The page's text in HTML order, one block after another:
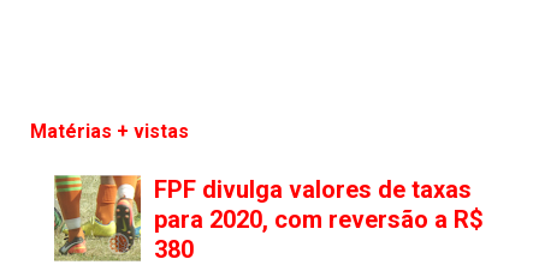
Matérias + vistas
FPF divulga valores de taxas
para 2020, com reversão a R$
380